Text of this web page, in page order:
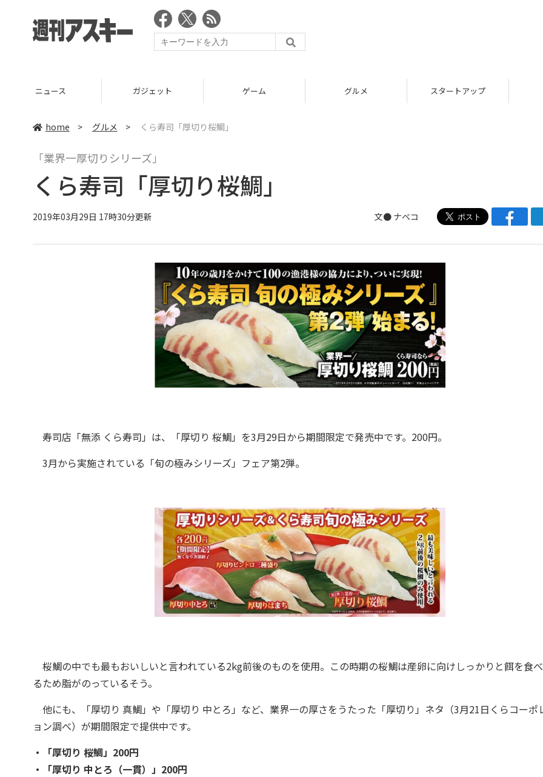
ニュース ガジェット ゲーム グルメ スタートアップ
home > グルメ > くら寿司「厚切り桜鯛」
「業界一厚切りシリーズ」
くら寿司「厚切り桜鯛」
2019年03月29日 17時30分更新 文● ナベコ
寿司店「無添 くら寿司」は、「厚切り 桜鯛」を3月29日から期間限定で発売中です。200円。
3月から実施されている「旬の極みシリーズ」フェア第2弾。
桜鯛の中でも最もおいしいと言われている2kg前後のものを使用。この時期の桜鯛は産卵に向けしっかりと餌を食
るため脂がのっているそう。
他にも、「厚切り 真鯛」や「厚切り 中とろ」など、業界一の厚さをうたった「厚切り」ネタ（3月21日くらコーポ
ョン調べ）が期間限定で提供中です。
・「厚切り 桜鯛」200円
・「厚切り 中とろ（一貫）」200円